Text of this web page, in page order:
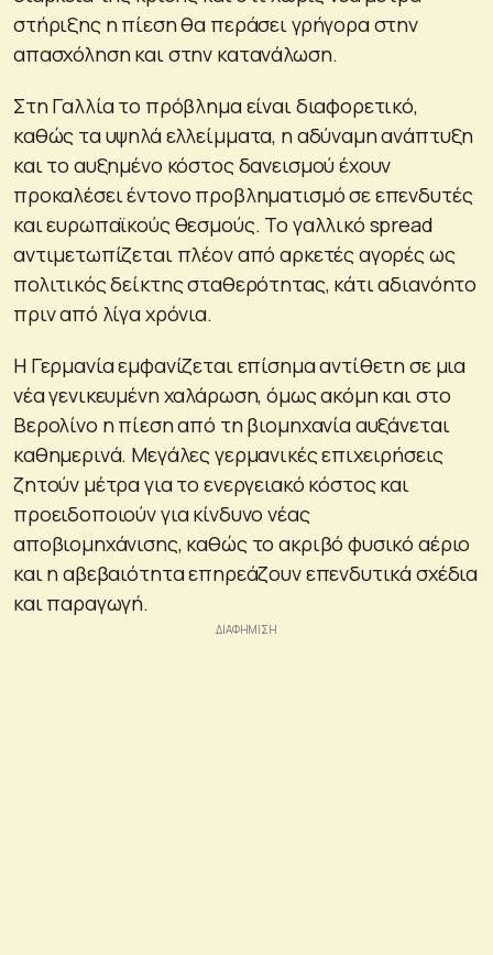
στήριξης η πίεση θα περάσει γρήγορα στην
απασχόληση και στην κατανάλωση.
Στη Γαλλία το πρόβλημα είναι διαφορετικό,
καθώς τα υψηλά ελλείμματα, η αδύναμη ανάπτυξη
και το αυξημένο κόστος δανεισμού έχουν
προκαλέσει έντονο προβληματισμό σε επενδυτές
και ευρωπαϊκούς θεσμούς. Το γαλλικό spread
αντιμετωπίζεται πλέον από αρκετές αγορές ως
πολιτικός δείκτης σταθερότητας, κάτι αδιανόητο
πριν από λίγα χρόνια.
Η Γερμανία εμφανίζεται επίσημα αντίθετη σε μια
νέα γενικευμένη χαλάρωση, όμως ακόμη και στο
Βερολίνο η πίεση από τη βιομηχανία αυξάνεται
καθημερινά. Μεγάλες γερμανικές επιχειρήσεις
ζητούν μέτρα για το ενεργειακό κόστος και
προειδοποιούν για κίνδυνο νέας
αποβιομηχάνισης, καθώς το ακριβό φυσικό αέριο
και η αβεβαιότητα επηρεάζουν επενδυτικά σχέδια
και παραγωγή.